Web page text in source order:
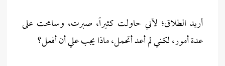
أريد الطلاق؛ لأني حاولت كثيراً، صبرت، وسامحت على
عدة أمور، لكني لم أعد أتحمل، ماذا يجب علي أن أفعل؟